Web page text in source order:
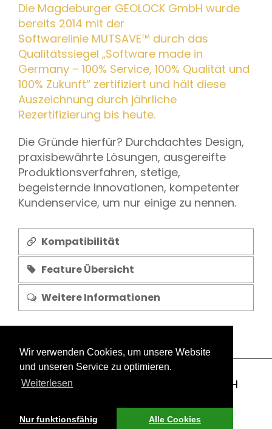
Wir verwenden Cookies, um unsere Website
und unseren Service zu optimieren.
Weiterlesen
Nur funktionsfähig Alle Cookies
Die Magdeburger GEOLOCK GmbH wurde
bereits 2014 mit der
Softwarelinie MUTSAVE™ durch das
Qualitätssiegel „Software made in
Germany – 100% Service, 100% Qualität und
100% Zukunft“ zertifiziert und hält diese
Auszeichnung durch jährliche
Rezertifizierung bis heute.
Die Gründe hierfür? Durchdachtes Design,
praxisbewährte Lösungen, ausgereifte
Produktionsverfahren, stetige,
begeisternde Innovationen, kompetenter
Kundenservice, um nur einige zu nennen.
Kompatibilität
Feature Übersicht
Weitere Informationen
Copyright 2003-2026 © GEOLOCK GmbH
Informationspflichten